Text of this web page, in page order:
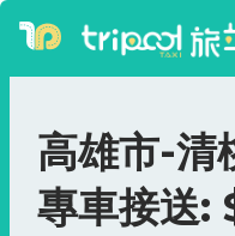
高雄市-清
專車接送: